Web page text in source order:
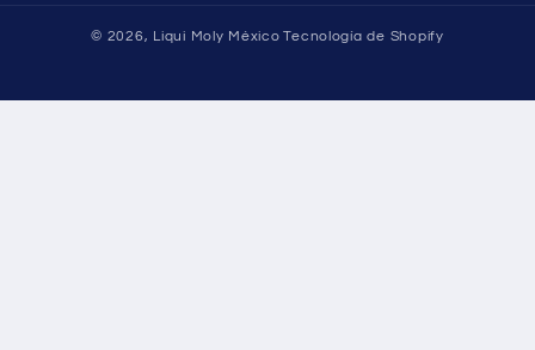
© 2026, Liqui Moly México Tecnología de Shopify